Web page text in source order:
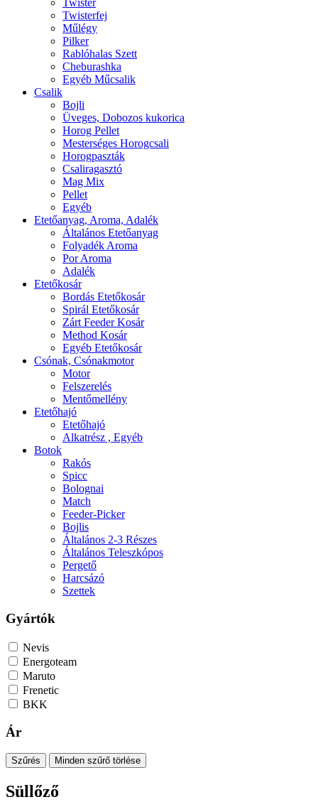
Twister
Twisterfej
Műlégy
Pilker
Rablóhalas Szett
Cheburashka
Egyéb Műcsalik
Csalik
Bojli
Üveges, Dobozos kukorica
Horog Pellet
Mesterséges Horogcsali
Horogpaszták
Csaliragasztó
Mag Mix
Pellet
Egyéb
Etetőanyag, Aroma, Adalék
Általános Etetőanyag
Folyadék Aroma
Por Aroma
Adalék
Etetőkosár
Bordás Etetőkosár
Spirál Etetőkosár
Zárt Feeder Kosár
Method Kosár
Egyéb Etetőkosár
Csónak, Csónakmotor
Motor
Felszerelés
Mentőmellény
Etetőhajó
Etetőhajó
Alkatrész , Egyéb
Botok
Rakós
Spicc
Bolognai
Match
Feeder-Picker
Bojlis
Általános 2-3 Részes
Általános Teleszkópos
Pergető
Harcsázó
Szettek
Gyártók
Nevis
Energoteam
Maruto
Frenetic
BKK
Ár
Szűrés Minden szűrő törlése
Süllőző